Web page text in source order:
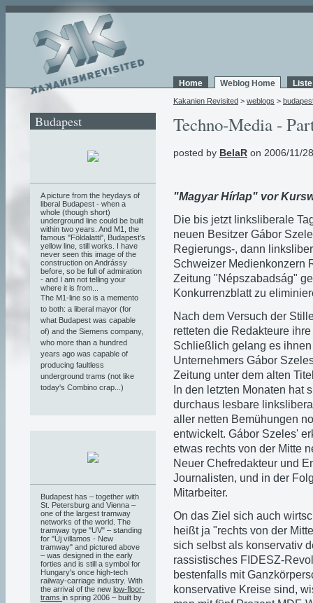
Home Weblog Home
Kakanien Revisited > weblogs >
Techno-Media -
posted by BelaR on 2006/11/
"Magyar Hírlap" vor
Die bis jetzt linksliberale
neuen Besitzer Gábor
Regierungs-, dann
Schweizer Medienkonzern
Zeitung "Népszabadság"
Konkurrenzblatt zu
Nach dem Versuch der
retteten die Redakteure
Schließlich gelang es
Unternehmers Gábor
Zeitung unter dem alten
In den letzten Monaten hat
durchaus lesbare
aller netten Bemühungen
entwickelt. Gábor Szeles'
etwas rechts von der Mitte
Neuer Chefredakteur und
Journalisten, und in der
Mitarbeiter.
On das Ziel sich auch
heißt ja "rechts von der
sich selbst als konservativ
rassistisches FIDESZ-
bestenfalls mit
konservative Kreise sind,
Budapest
A picture from the heydays of
liberal Budapest - when a
whole (though short)
underground line could be built
within two years. And M1, the
famous "Földalatti", Budapest's
yellow line, still works. I have
never seen this image of the
construction on Andrássy
before, so be full of admiration
- and I am not telling your
where it is from...
The M1-line so is a memento
to both: a liberal mayor (for
what Budapest was capable
of) and the Siemens company,
who more than a hundred
years ago was capable of
producing faultless
underground trams (not like
today's Combino crap...)
Budapest has – together with
St. Petersburg and Vienna –
one of the largest tramway
networks of the world. The
tramway type "UV" – standing
for "Új villamos - New
tramway" and pictured above
– was designed in the early
forties and is still a symbol for
Hungary's once high-tech
railway-carriage industry. With
the arrival of the new low-floor-
trams in spring 2006 – built by